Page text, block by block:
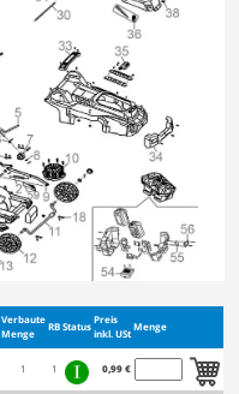
Verbaute
Menge
RBStatus
Preis
inkl. USt
Menge
1 1 0,99 €